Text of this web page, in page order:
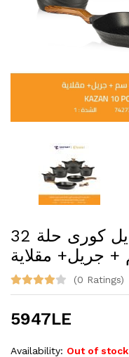
حلة جرانيت 10 ق موديل كورى حلة 32
(0 Ratings)
5947LE
Availability: Out of stock